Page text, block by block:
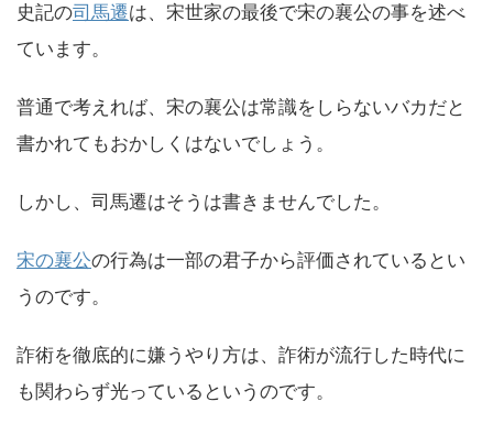
史記の司馬遷は、宋世家の最後で宋の襄公の事を述べ
ています。
普通で考えれば、宋の襄公は常識をしらないバカだと
書かれてもおかしくはないでしょう。
しかし、司馬遷はそうは書きませんでした。
宋の襄公の行為は一部の君子から評価されているとい
うのです。
詐術を徹底的に嫌うやり方は、詐術が流行した時代に
も関わらず光っているというのです。